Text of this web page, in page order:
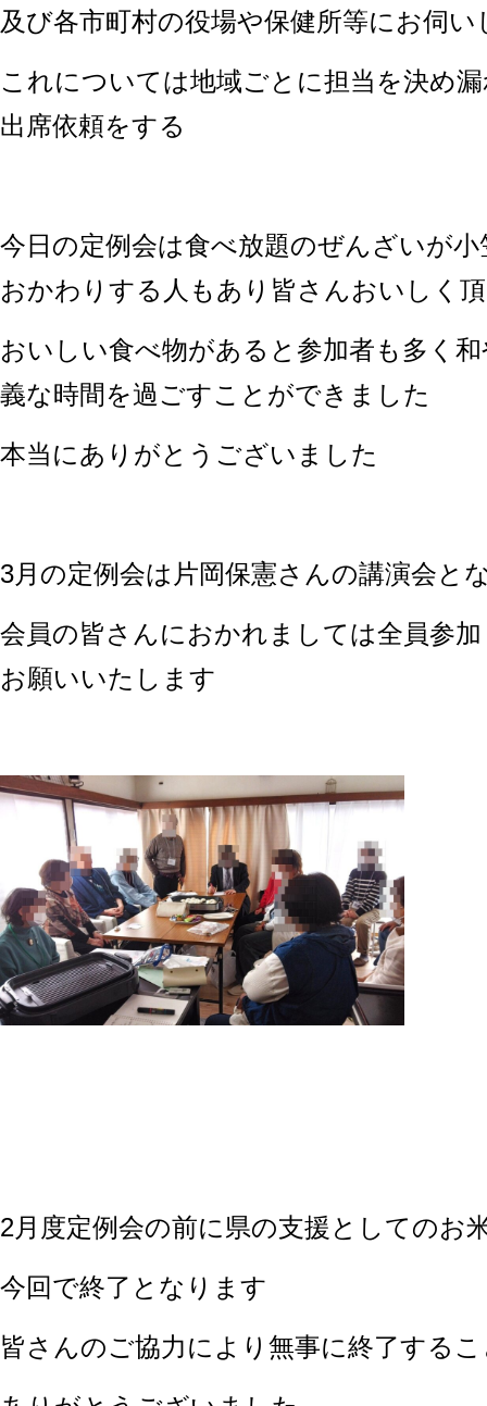
及び各市町村の役場や保健所等にお伺
これについては地域ごとに担当を決め
出席依頼をする
今日の定例会は食べ放題のぜんざいが
おかわりする人もあり皆さんおいしく
おいしい食べ物があると参加者も多く
義な時間を過ごすことができました
本当にありがとうございました
3月の定例会は片岡保憲さんの講演会と
会員の皆さんにおかれましては全員参
お願いいたします
2月度定例会の前に県の支援としてのお
今回で終了となります
皆さんのご協力により無事に終了する